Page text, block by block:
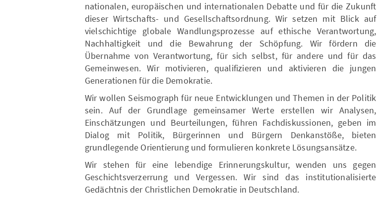
nationalen, europäischen und internationalen Debatte und für die Zukunft
dieser Wirtschafts- und Gesellschaftsordnung. Wir setzen mit Blick auf
vielschichtige globale Wandlungsprozesse auf ethische Verantwortung,
Nachhaltigkeit und die Bewahrung der Schöpfung. Wir fördern die
Übernahme von Verantwortung, für sich selbst, für andere und für das
Gemeinwesen. Wir motivieren, qualifizieren und aktivieren die jungen
Generationen für die Demokratie.
Wir wollen Seismograph für neue Entwicklungen und Themen in der Politik
sein. Auf der Grundlage gemeinsamer Werte erstellen wir Analysen,
Einschätzungen und Beurteilungen, führen Fachdiskussionen, geben im
Dialog mit Politik, Bürgerinnen und Bürgern Denkanstöße, bieten
grundlegende Orientierung und formulieren konkrete Lösungsansätze.
Wir stehen für eine lebendige Erinnerungskultur, wenden uns gegen
Geschichtsverzerrung und Vergessen. Wir sind das institutionalisierte
Gedächtnis der Christlichen Demokratie in Deutschland.